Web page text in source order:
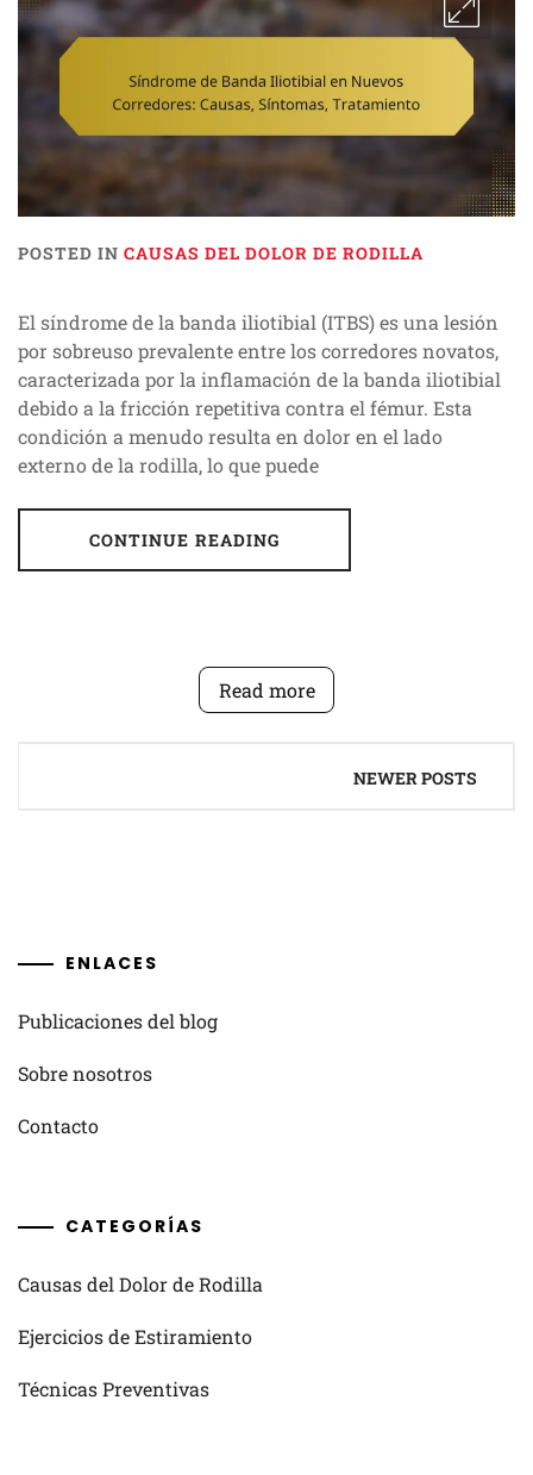
POSTED IN CAUSAS DEL DOLOR DE RODILLA
El síndrome de la banda iliotibial (ITBS) es una lesión
por sobreuso prevalente entre los corredores novatos,
caracterizada por la inflamación de la banda iliotibial
debido a la fricción repetitiva contra el fémur. Esta
condición a menudo resulta en dolor en el lado
externo de la rodilla, lo que puede
CONTINUE READING
Read more
NEWER POSTS
ENLACES
Publicaciones del blog
Sobre nosotros
Contacto
CATEGORÍAS
Causas del Dolor de Rodilla
Ejercicios de Estiramiento
Técnicas Preventivas